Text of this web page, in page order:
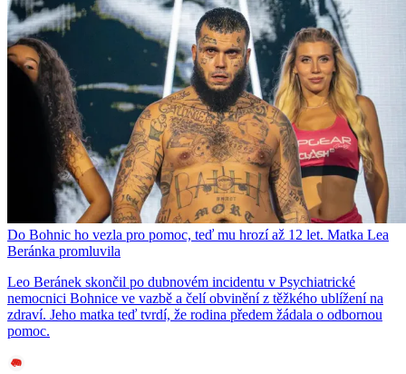
Do Bohnic ho vezla pro pomoc, teď mu hrozí až 12 let. Matka Lea
Beránka promluvila
Leo Beránek skončil po dubnovém incidentu v Psychiatrické
nemocnici Bohnice ve vazbě a čelí obvinění z těžkého ublížení na
zdraví. Jeho matka teď tvrdí, že rodina předem žádala o odbornou
pomoc.